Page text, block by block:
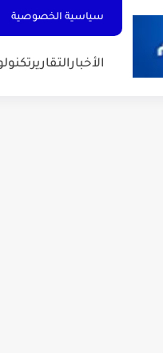
سياسية الخصوصية
الأخبارالتقارير